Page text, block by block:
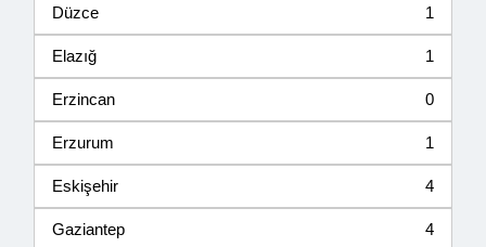
Düzce 1
Elazığ 1
Erzincan 0
Erzurum 1
Eskişehir 4
Gaziantep 4